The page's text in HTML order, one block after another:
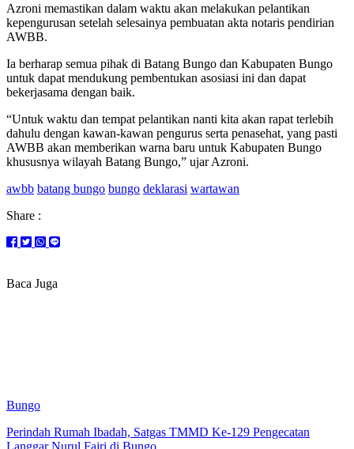
Azroni memastikan dalam waktu akan melakukan pelantikan
kepengurusan setelah selesainya pembuatan akta notaris pendirian
AWBB.
Ia berharap semua pihak di Batang Bungo dan Kabupaten Bungo
untuk dapat mendukung pembentukan asosiasi ini dan dapat
bekerjasama dengan baik.
“Untuk waktu dan tempat pelantikan nanti kita akan rapat terlebih
dahulu dengan kawan-kawan pengurus serta penasehat, yang pasti
AWBB akan memberikan warna baru untuk Kabupaten Bungo
khususnya wilayah Batang Bungo,” ujar Azroni.
awbb batang bungo bungo deklarasi wartawan
Share :
Baca Juga
Bungo
Perindah Rumah Ibadah, Satgas TMMD Ke-129 Pengecatan
Langgar Nurul Fajri di Bungo